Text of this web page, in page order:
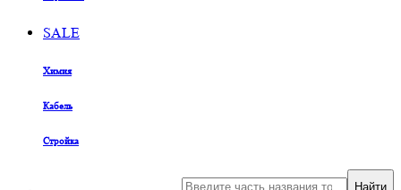
SALE
Химия
Кабель
Стройка
Найти